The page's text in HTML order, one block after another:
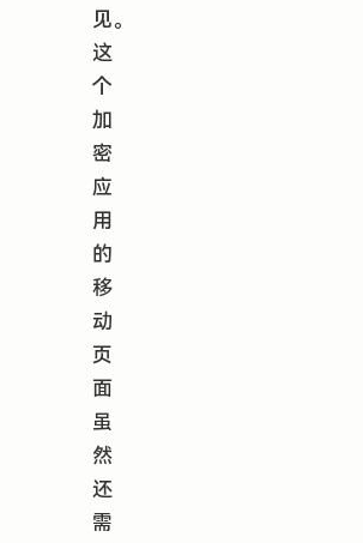
见。
这
个
加
密
应
用
的
移
动
页
面
虽
然
还
需